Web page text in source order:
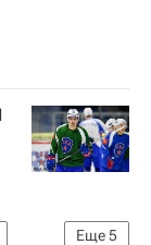
Еще5